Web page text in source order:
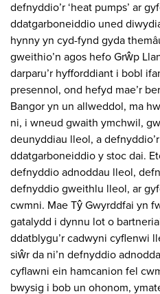
defnyddio’r ‘heat pumps’ ar
ddatgarboneiddio uned
hynny yn cyd-fynd gyda
gweithio’n agos hefo Grŵp
darparu’r hyfforddiant i bobl
presennol, ond hefyd mae’r
Bangor yn un allweddol, ma
ni, i wneud gwaith ymchwil,
deunyddiau lleol, a
ddatgarboneiddio y stoc dai.
defnyddio adnoddau lleol,
defnyddio gweithlu lleol, ar
cwmni. Mae Tŷ Gwyrddfai yn
gatalydd i dynnu lot o
ddatblygu’r cadwyni cyflenwi
siŵr da ni’n defnyddio
cyflawni ein hamcanion fel
bwysig i bob un ohonom,